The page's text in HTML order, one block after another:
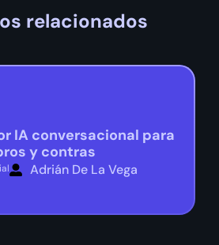
relacionados
IA conversacional para
y contras
Adrián De La Vega